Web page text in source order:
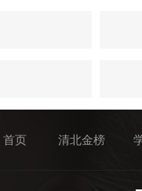
首页 清北金榜